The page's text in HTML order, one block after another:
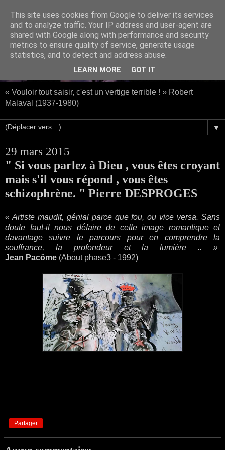
« Vouloir tout saisir, c'est un vertige terrible ! » Robert
Malaval (1937-1980)
▼
29 mars 2015
" Si vous parlez à Dieu , vous êtes croyant
mais s'il vous répond , vous êtes
schizophrène. " Pierre DESPROGES
« Artiste maudit, génial parce que fou, ou vice versa. Sans
doute faut-il nous défaire de cette image romantique et
davantage suivre le parcours pour en comprendre la
souffrance, la profondeur et la lumière .. »
Jean Pacôme (About phase3 - 1992)
Partager
This site uses cookies from Google to deliver its services
and to analyze traffic. Your IP address and user-agent are
shared with Google along with performance and security
metrics to ensure quality of service, generate usage
statistics, and to detect and address abuse.
LEARN MORE GOT IT